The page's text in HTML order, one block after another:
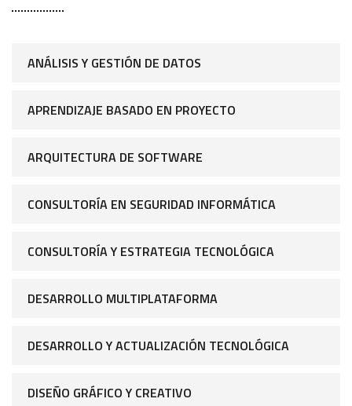
ANÁLISIS Y GESTIÓN DE DATOS
APRENDIZAJE BASADO EN PROYECTO
ARQUITECTURA DE SOFTWARE
CONSULTORÍA EN SEGURIDAD INFORMÁTICA
CONSULTORÍA Y ESTRATEGIA TECNOLÓGICA
DESARROLLO MULTIPLATAFORMA
DESARROLLO Y ACTUALIZACIÓN TECNOLÓGICA
DISEÑO GRÁFICO Y CREATIVO